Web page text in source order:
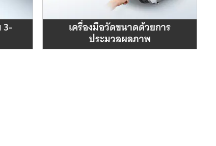
3- เครื่องมือวัดขนาดด้วยการ
ประมวลผลภาพ